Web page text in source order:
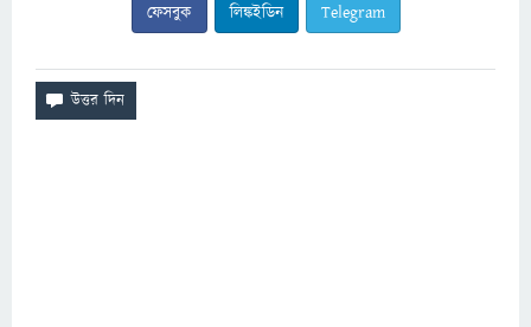
ফেসবুক লিঙ্কইডিন Telegram